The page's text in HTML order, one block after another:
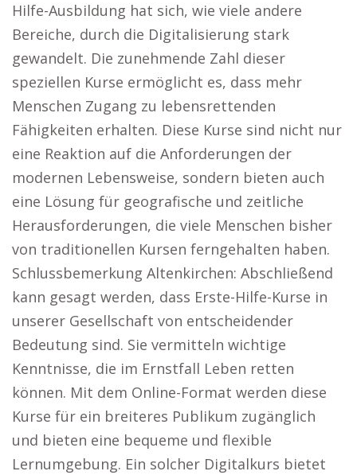
Hilfe-Ausbildung hat sich, wie viele andere
Bereiche, durch die Digitalisierung stark
gewandelt. Die zunehmende Zahl dieser
speziellen Kurse ermöglicht es, dass mehr
Menschen Zugang zu lebensrettenden
Fähigkeiten erhalten. Diese Kurse sind nicht nur
eine Reaktion auf die Anforderungen der
modernen Lebensweise, sondern bieten auch
eine Lösung für geografische und zeitliche
Herausforderungen, die viele Menschen bisher
von traditionellen Kursen ferngehalten haben.
Schlussbemerkung Altenkirchen: Abschließend
kann gesagt werden, dass Erste-Hilfe-Kurse in
unserer Gesellschaft von entscheidender
Bedeutung sind. Sie vermitteln wichtige
Kenntnisse, die im Ernstfall Leben retten
können. Mit dem Online-Format werden diese
Kurse für ein breiteres Publikum zugänglich
und bieten eine bequeme und flexible
Lernumgebung. Ein solcher Digitalkurs bietet